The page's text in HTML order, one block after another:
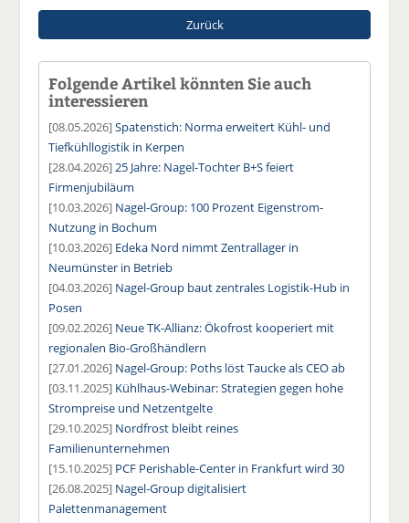
Zurück
Folgende Artikel könnten Sie auch
interessieren
[08.05.2026]Spatenstich: Norma erweitert Kühl- und
Tiefkühllogistik in Kerpen
[28.04.2026]25 Jahre: Nagel-Tochter B+S feiert
Firmenjubiläum
[10.03.2026] Nagel-Group: 100 Prozent Eigenstrom-
Nutzung in Bochum
[10.03.2026] Edeka Nord nimmt Zentrallager in
Neumünster in Betrieb
[04.03.2026] Nagel-Group baut zentrales Logistik-Hub in
Posen
[09.02.2026] Neue TK-Allianz: Ökofrost kooperiert mit
regionalen Bio-Großhändlern
[27.01.2026] Nagel-Group: Poths löst Taucke als CEO ab
[03.11.2025] Kühlhaus-Webinar: Strategien gegen hohe
Strompreise und Netzentgelte
[29.10.2025] Nordfrost bleibt reines
Familienunternehmen
[15.10.2025] PCF Perishable-Center in Frankfurt wird 30
[26.08.2025] Nagel-Group digitalisiert
Palettenmanagement